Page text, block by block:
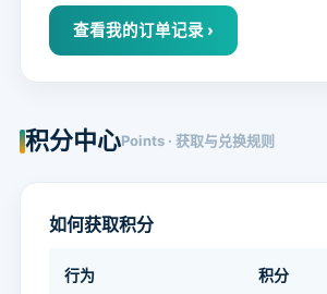
查看我的订单记录 ›
积分中心Points · 获取与兑换规则
如何获取积分
行为 积分